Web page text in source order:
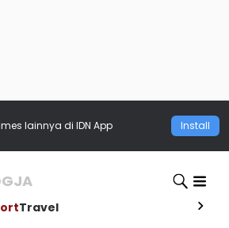
lainnya di IDN App Install
Travel